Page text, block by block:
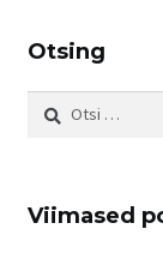
Otsing
Otsi:
Viimased